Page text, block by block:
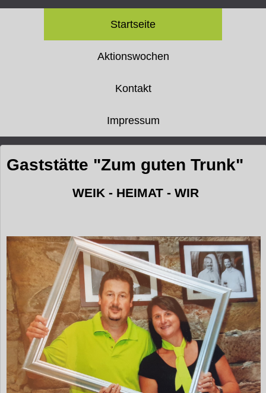
Startseite
Aktionswochen
Kontakt
Impressum
Gaststätte "Zum guten Trunk"
WEIK - HEIMAT - WIR